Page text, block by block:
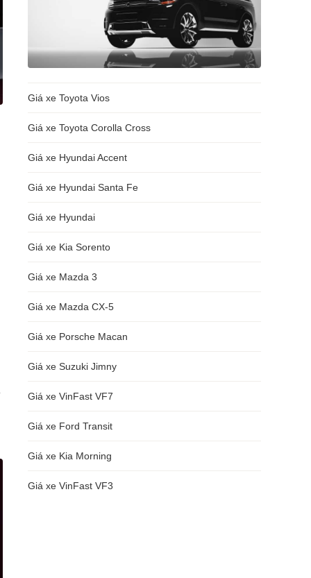
Giá xe Toyota Vios
Giá xe Toyota Corolla Cross
Giá xe Hyundai Accent
Giá xe Hyundai Santa Fe
Giá xe Hyundai
Giá xe Kia Sorento
Giá xe Mazda 3
Giá xe Mazda CX-5
Giá xe Porsche Macan
Giá xe Suzuki Jimny
Giá xe VinFast VF7
Giá xe Ford Transit
Giá xe Kia Morning
Giá xe VinFast VF3